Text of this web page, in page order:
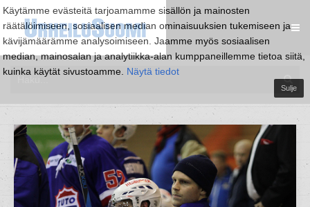
Käytämme evästeitä tarjoamamme sisällön ja mainosten
räätälöimiseen, sosiaalisen median ominaisuuksien tukemiseen ja
kävijämäärämme analysoimiseen. Jaamme myös sosiaalisen
median, mainosalan ja analytiikka-alan kumppaneillemme tietoa siitä,
kuinka käytät sivustoamme. Näytä tiedot
Sulje